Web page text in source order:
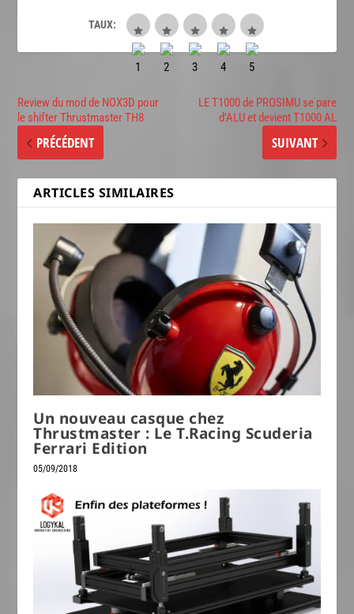
TAUX:
Review du mod de NOX3D pour
le shifter Thrustmaster TH8
PRÉCÉDENT
LE T1000 de PROSIMU se pare
d’ALU et devient T1000 AL
SUIVANT
ARTICLES SIMILAIRES
Un nouveau casque chez
Thrustmaster : Le T.Racing Scuderia
Ferrari Edition
05/09/2018